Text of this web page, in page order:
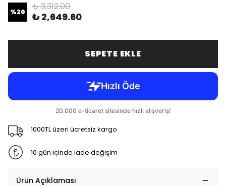
%20 ₺ 3,312.00
₺ 2,649.60
SEPETE EKLE
1000TL üzeri ücretsiz kargo
10 gün içinde iade değişim
Ürün Açıklaması